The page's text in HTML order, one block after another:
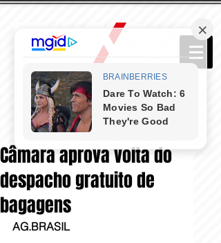
Câmara aprova volta do
despacho gratuito de
bagagens
AG.BRASIL